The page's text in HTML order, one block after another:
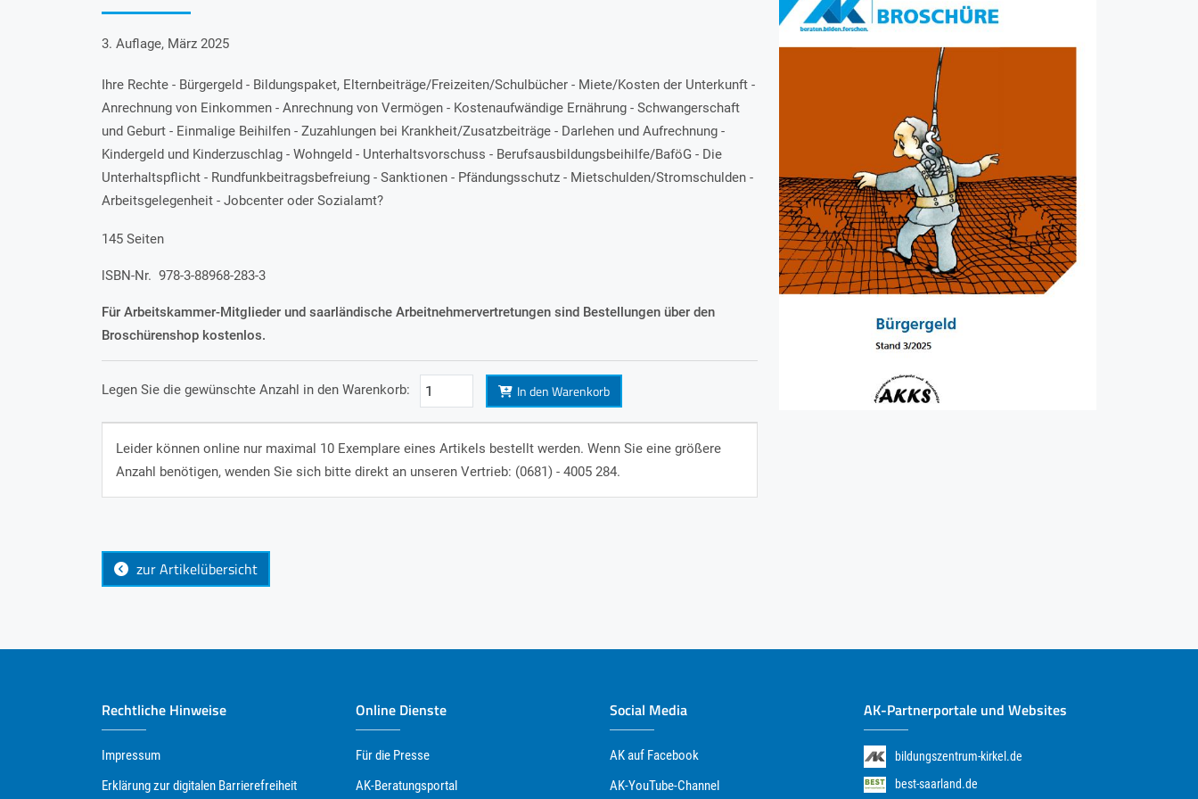
3. Auflage, März 2025
Ihre Rechte - Bürgergeld - Bildungspaket, Elternbeiträge/Freizeiten/Schulbücher - Miete/Kosten der Unterkunft -
Anrechnung von Einkommen - Anrechnung von Vermögen - Kostenaufwändige Ernährung - Schwangerschaft
und Geburt - Einmalige Beihilfen - Zuzahlungen bei Krankheit/Zusatzbeiträge - Darlehen und Aufrechnung -
Kindergeld und Kinderzuschlag - Wohngeld - Unterhaltsvorschuss - Berufsausbildungsbeihilfe/BaföG - Die
Unterhaltspflicht - Rundfunkbeitragsbefreiung - Sanktionen - Pfändungsschutz - Mietschulden/Stromschulden -
Arbeitsgelegenheit - Jobcenter oder Sozialamt?
145 Seiten
lSBN-Nr. 978-3-88968-283-3
Für Arbeitskammer-Mitglieder und saarländische Arbeitnehmervertretungen sind Bestellungen über den
Broschürenshop kostenlos.
Legen Sie die gewünschte Anzahl in den Warenkorb: In den Warenkorb
Leider können online nur maximal 10 Exemplare eines Artikels bestellt werden. Wenn Sie eine größere
Anzahl benötigen, wenden Sie sich bitte direkt an unseren Vertrieb: (0681) - 4005 284.
zur Artikelübersicht
Rechtliche Hinweise
Impressum
Erklärung zur digitalen Barrierefreiheit
Online Dienste
Für die Presse
AK-Beratungsportal
Social Media
AK auf Facebook
AK-YouTube-Channel
AK-Partnerportale und Websites
bildungszentrum-kirkel.de
best-saarland.de